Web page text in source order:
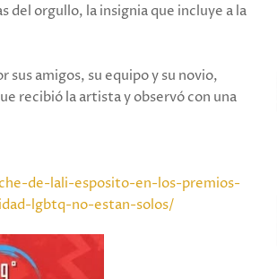
del orgullo, la insignia que incluye a la
amigos, su equipo y su novio,
recibió la artista y observó con una
de-lali-esposito-en-los-premios-
lgbtq-no-estan-solos/